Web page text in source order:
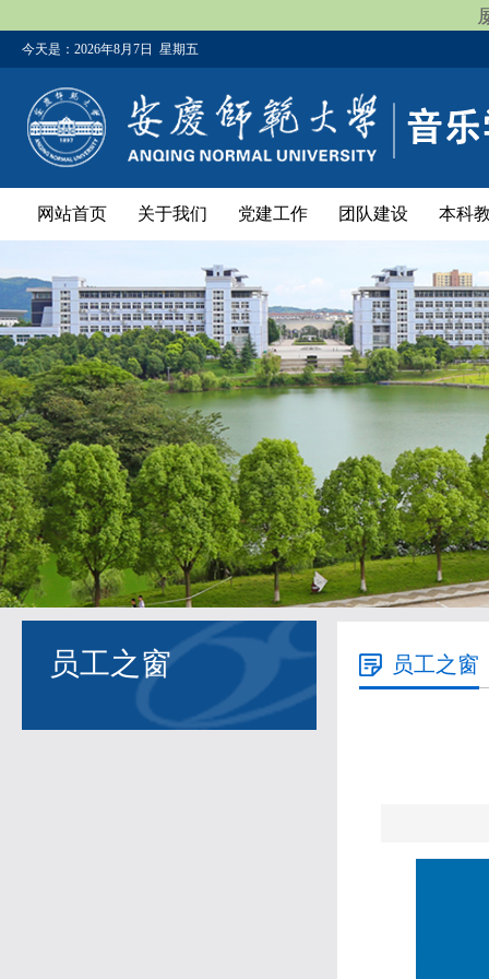
今天是： 2026年8月7日 星期五
网站首页 关于我们 党建工作 团队建设 本科
员工之窗 员工之窗